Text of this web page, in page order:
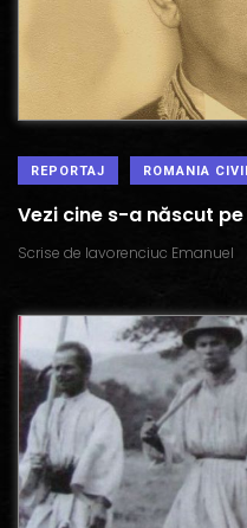
REPORTAJ ROMANIA
Vezi cine s-a născut
Scrise de Iavorenciuc Emanuel